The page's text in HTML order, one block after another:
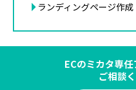
ランディングページ作成
ECのミカタ専
ご相談